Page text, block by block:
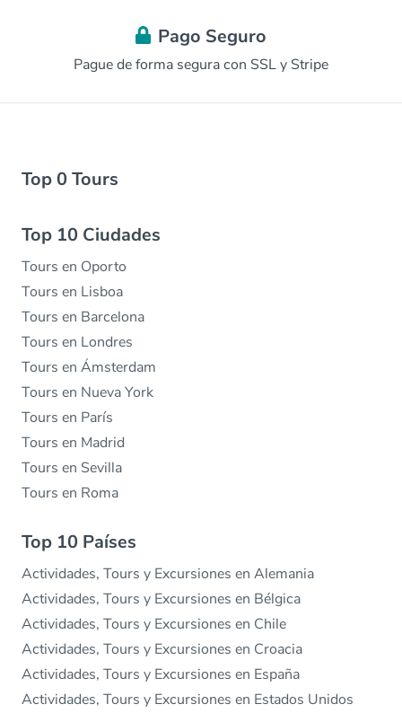
Pago Seguro
Pague de forma segura con SSL y Stripe
Top 0 Tours
Top 10 Ciudades
Tours en Oporto
Tours en Lisboa
Tours en Barcelona
Tours en Londres
Tours en Ámsterdam
Tours en Nueva York
Tours en París
Tours en Madrid
Tours en Sevilla
Tours en Roma
Top 10 Países
Actividades, Tours y Excursiones en Alemania
Actividades, Tours y Excursiones en Bélgica
Actividades, Tours y Excursiones en Chile
Actividades, Tours y Excursiones en Croacia
Actividades, Tours y Excursiones en España
Actividades, Tours y Excursiones en Estados Unidos